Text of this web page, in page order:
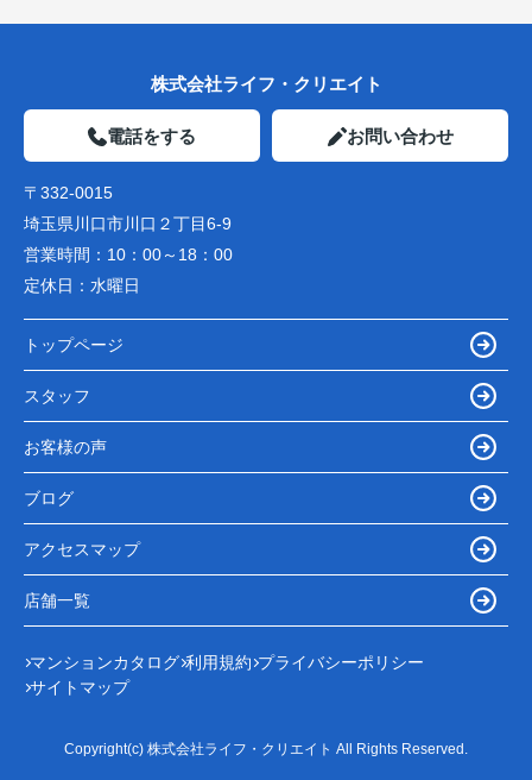
株式会社ライフ・クリエイト
電話をする お問い合わせ
〒332-0015
埼玉県川口市川口２丁目6-9
営業時間： 10：00～18：00
定休日： 水曜日
トップページ
スタッフ
お客様の声
ブログ
アクセスマップ
店舗一覧
マンションカタログ 利用規約 プライバシーポリシー
サイトマップ
Copyright(c) 株式会社ライフ・クリエイト All Rights Reserved.